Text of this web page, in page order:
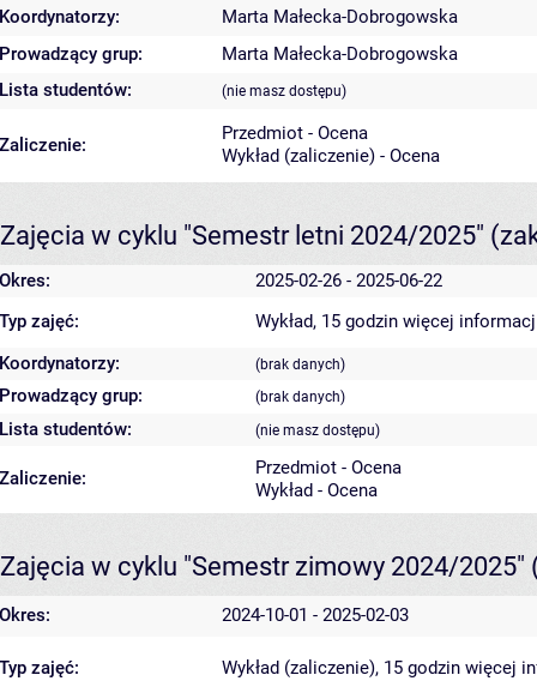
Koordynatorzy:
Marta Małecka-Dobrogowska
Prowadzący grup:
Marta Małecka-Dobrogowska
Lista studentów:
(nie masz dostępu)
Zaliczenie:
Przedmiot - Ocena
Wykład (zaliczenie) - Ocena
Zajęcia w cyklu "Semestr letni 2024/2025"
Okres:
2025-02-26 - 2025-06-22
Typ zajęć:
Wykład, 15 godzin więcej
Koordynatorzy:
(brak danych)
Prowadzący grup: (brak danych)
Lista studentów: (nie masz dostępu)
Zaliczenie:
Przedmiot - Ocena
Wykład - Ocena
Zajęcia w cyklu "Semestr zimowy 2024/2025"
Okres: 2024-10-01 - 2025-02-03
Typ zajęć: Wykład (zaliczenie), 15 godzin więcej